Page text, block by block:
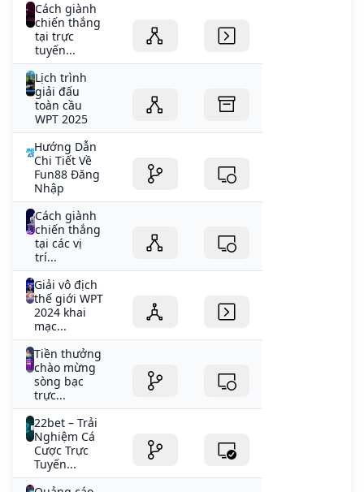
Cách giành
chiến thắng
tại trực
tuyến...
Lịch trình
giải đấu
toàn cầu
WPT 2025
Hướng Dẫn
Chi Tiết Về
Fun88 Đăng
Nhập
Cách giành
chiến thắng
tại các vị
trí...
Giải vô địch
thế giới WPT
2024 khai
mạc...
Tiền thưởng
chào mừng
sòng bạc
trực...
22bet – Trải
Nghiệm Cá
Cược Trực
Tuyến...